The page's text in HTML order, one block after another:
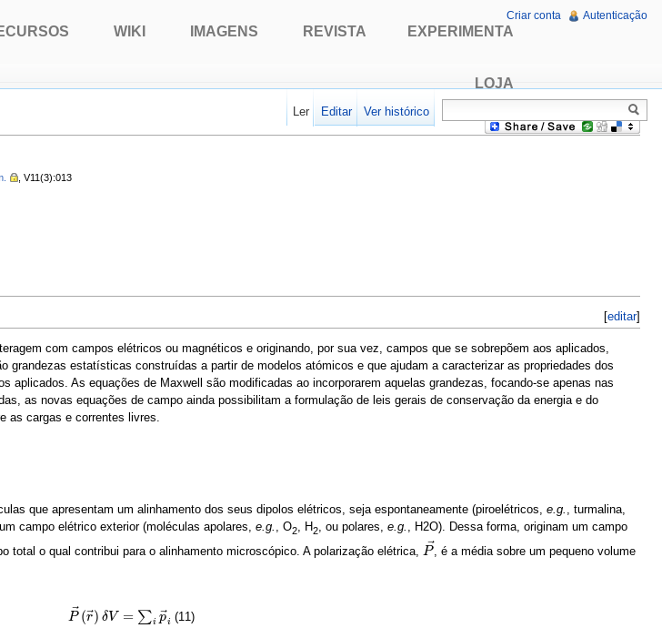
, V11(3):013
[editar]
com campos elétricos ou magnéticos e originando, por sua vez, campos que se sobrepõem aos aplicados,
grandezas estatísticas construídas a partir de modelos atómicos e que ajudam a caracterizar as propriedades dos
aplicados. As equações de Maxwell são modificadas ao incorporarem aquelas grandezas, focando-se apenas nas
as novas equações de campo ainda possibilitam a formulação de leis gerais de conservação da energia e do
as cargas e correntes livres.
que apresentam um alinhamento dos seus dipolos elétricos, seja espontaneamente (piroelétricos, e.g. , turmalina,
campo elétrico exterior (moléculas apolares, e.g. , O2, H2, ou polares, e.g. , H2O). Dessa forma, originam um campo
total o qual contribui para o alinhamento microscópico. A polarização elétrica, P⃗
P→
, é a média sobre um pequeno volume
P ⃗(r⃗) δV = ∑i p ⃗
i
P→(r →)δV=∑ip →i (11)
WIKI IMAGENS REVISTA EXPERIMENTA
LOJA
Criar conta Autenticação
Ler Editar Ver histórico